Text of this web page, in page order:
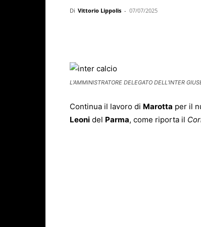
Di Vittorio Lippolis - 07/07/2025
L’AMMINISTRATORE DELEGATO DELL’INTER
Continua il lavoro di Marotta per il
Leoni del Parma, come riporta il